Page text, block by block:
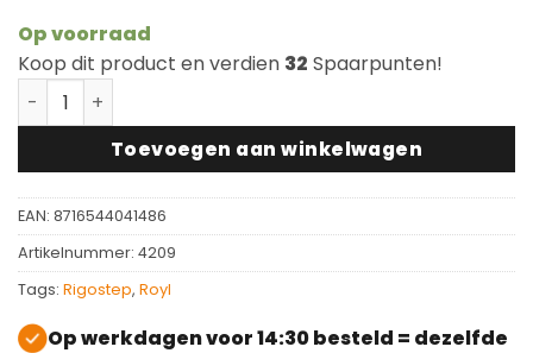
Op voorraad
Koop dit product en verdien 32 Spaarpunten!
Royl Kleurpigment Olie Double Smoked Oak 14 voor 1L
Toevoegen aan winkelwagen
EAN: 8716544041486
Artikelnummer: 4209
Tags: Rigostep, Royl
Op werkdagen voor 14:30 besteld = dezelfde